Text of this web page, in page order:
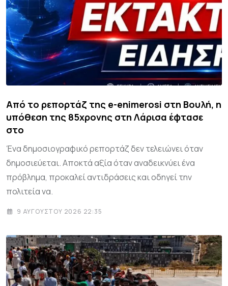
Από το ρεπορτάζ της e-enimerosi στη Βουλή, η
υπόθεση της 85χρονης στη Λάρισα έφτασε
στο
Ένα δημοσιογραφικό ρεπορτάζ δεν τελειώνει όταν
δημοσιεύεται. Αποκτά αξία όταν αναδεικνύει ένα
πρόβλημα, προκαλεί αντιδράσεις και οδηγεί την
πολιτεία να.
9 ΑΥΓΟΎΣΤΟΥ 2026 22:35